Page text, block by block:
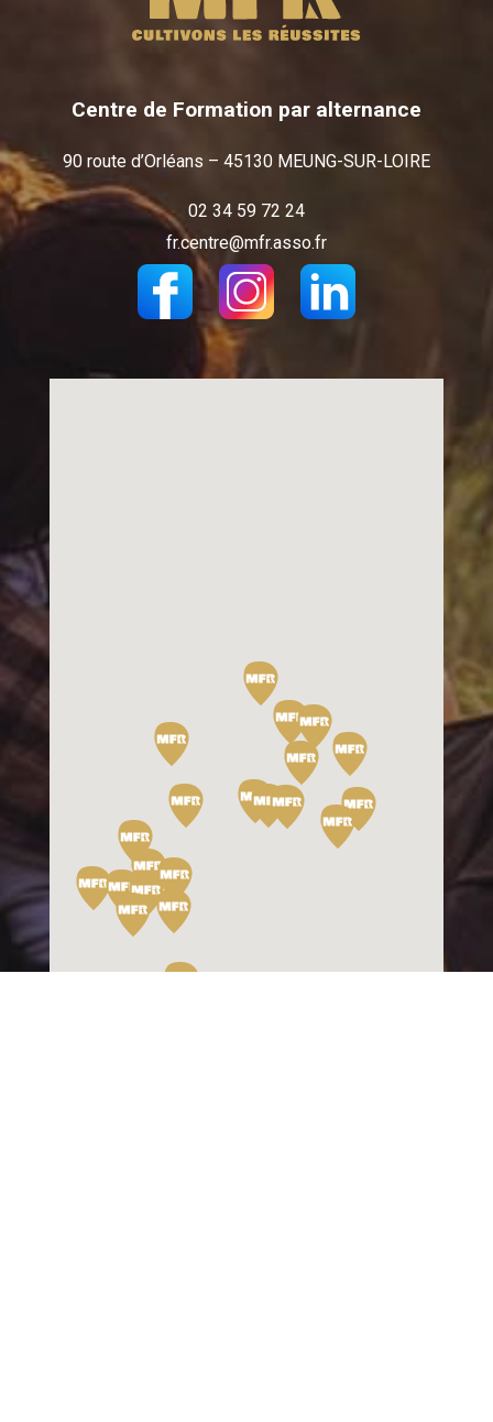
Centre de Formation par alternance
90 route d’Orléans – 45130 MEUNG-SUR-LOIRE
02 34 59 72 24
fr.centre@mfr.asso.fr